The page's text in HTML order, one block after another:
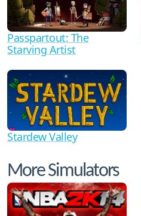
Passpartout: The
Starving Artist
Stardew Valley
More Simulators